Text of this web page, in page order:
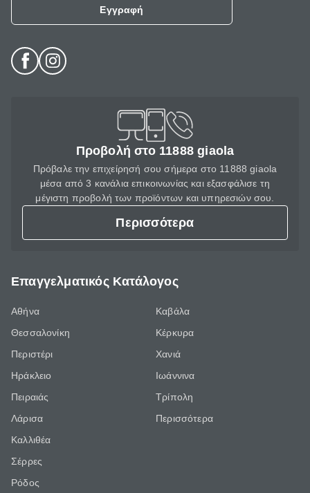
Εγγραφή
Προβολή στο 11888 giaola
Πρόβαλε την επιχείρησή σου σήμερα στο 11888 giaola
μέσα από 3 κανάλια επικοινωνίας και εξασφάλισε τη
μέγιστη προβολή των προϊόντων και υπηρεσιών σου.
Περισσότερα
Επαγγελματικός Κατάλογος
Αθήνα
Θεσσαλονίκη
Περιστέρι
Ηράκλειο
Πειραιάς
Λάρισα
Καλλιθέα
Σέρρες
Ρόδος
Καβάλα
Κέρκυρα
Χανιά
Ιωάννινα
Τρίπολη
Περισσότερα